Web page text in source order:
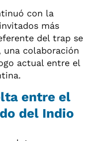
con la
más
del trap se
una colaboración
actual entre el
entre el
del Indio